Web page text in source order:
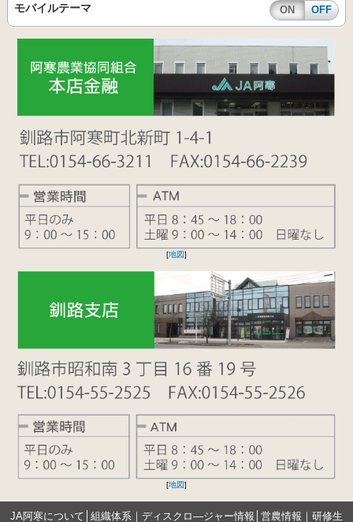
モバイルテーマ ON OFF
[地図]
[地図]
JA阿寒について 組織体系 ｜ ディスクロ―ジャー情報 営農情報 ｜ 研修生